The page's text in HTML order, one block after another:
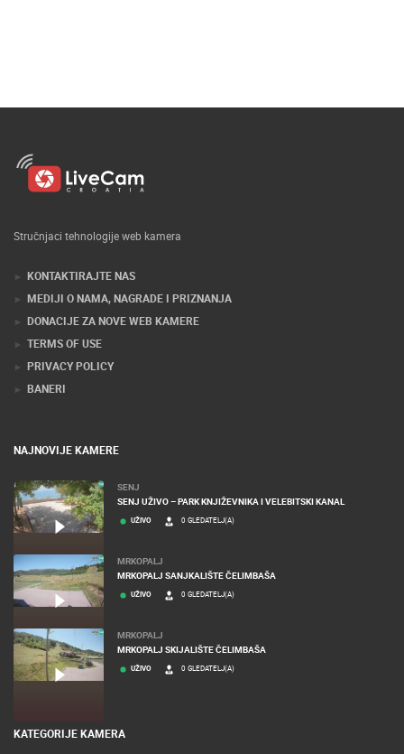
Stručnjaci tehnologije web kamera
KONTAKTIRAJTE NAS
MEDIJI O NAMA, NAGRADE I PRIZNANJA
DONACIJE ZA NOVE WEB KAMERE
TERMS OF USE
PRIVACY POLICY
BANERI
NAJNOVIJE KAMERE
SENJ
SENJ UŽIVO – PARK KNJIŽEVNIKA I VELEBITSKI KANAL
UŽIVO 0 GLEDATELJ(A)
MRKOPALJ
MRKOPALJ SANJKALIŠTE ČELIMBAŠA
UŽIVO 0 GLEDATELJ(A)
MRKOPALJ
MRKOPALJ SKIJALIŠTE ČELIMBAŠA
UŽIVO 0 GLEDATELJ(A)
KATEGORIJE KAMERA